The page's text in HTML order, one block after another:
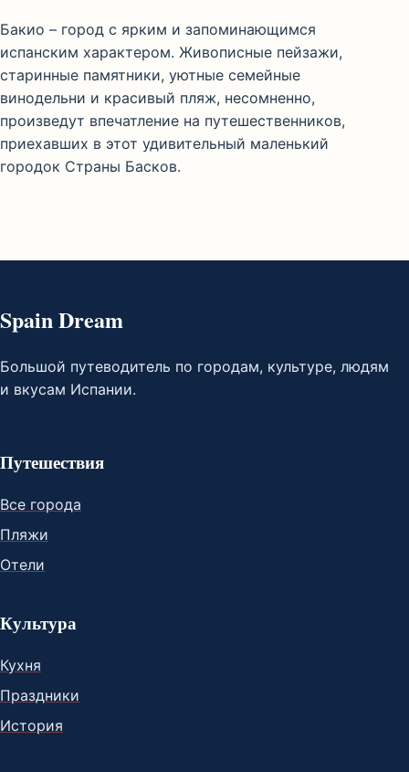
Бакио – город с ярким и запоминающимся
испанским характером. Живописные пейзажи,
старинные памятники, уютные семейные
винодельни и красивый пляж, несомненно,
произведут впечатление на путешественников,
приехавших в этот удивительный маленький
городок Страны Басков.
Spain Dream
Большой путеводитель по городам, культуре, людям
и вкусам Испании.
Путешествия
Все города
Пляжи
Отели
Культура
Кухня
Праздники
История